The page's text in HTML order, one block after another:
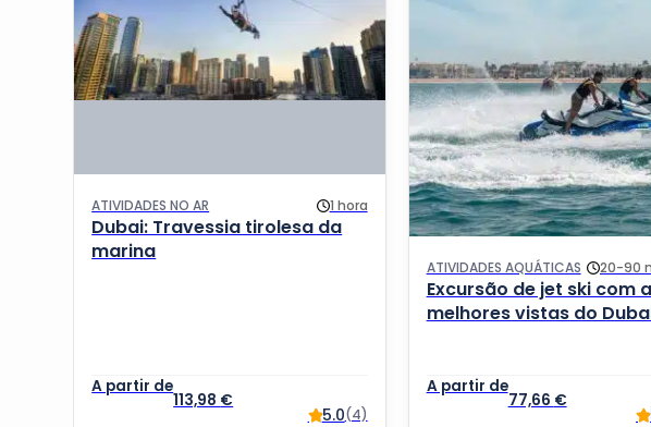
ATIVIDADES NO AR 1 hora
Dubai: Travessia tirolesa da
marina
113,98 €
5.0(4)
ATIVIDADES AQUÁTICAS 20-90
Excursão de jet ski com
melhores vistas do
77,66 €